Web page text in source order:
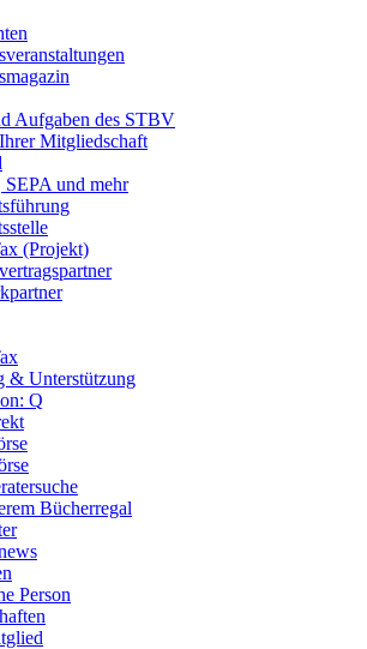
Aufgaben des STBV
Mitgliedschaft
SEPA und mehr
(Projekt)
& Unterstützung
Q
Bücherregal
Person